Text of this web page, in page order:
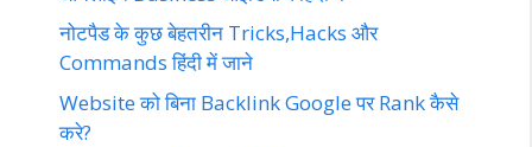
नोटपैड के कुछ बेहतरीन Tricks,Hacks और
Commands हिंदी में जाने
Website को बिना Backlink Google पर Rank कैसे
करे?